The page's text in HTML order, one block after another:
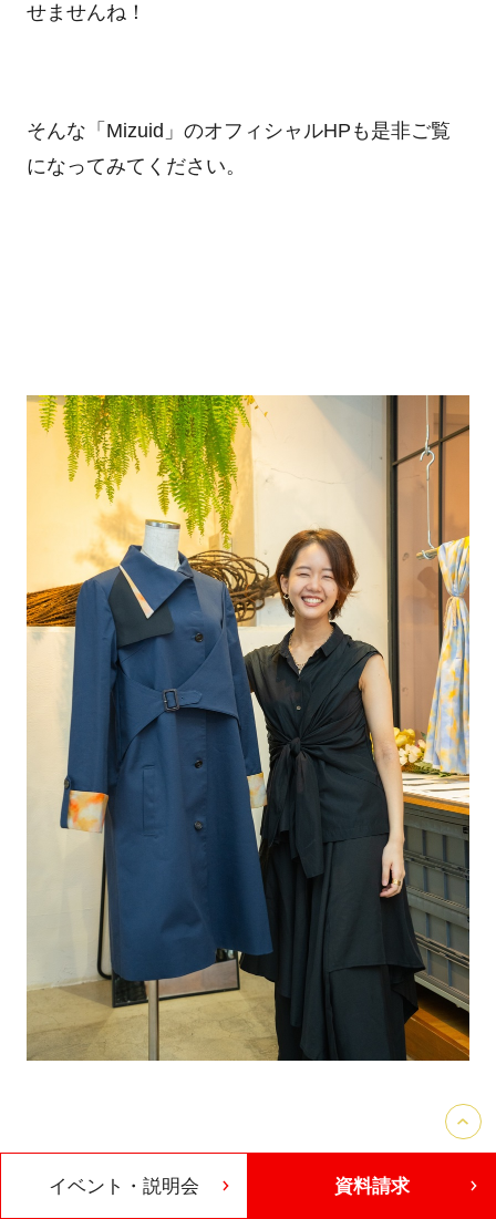
せませんね！
そんな「 Mizuid 」のオフィシャルHP も是非ご覧
になってみてください。
イベント・説明会 資料請求